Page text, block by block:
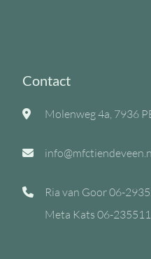
Contact
Molenweg 4a, 7936
Ria van Goor06-
Meta Kats 06-